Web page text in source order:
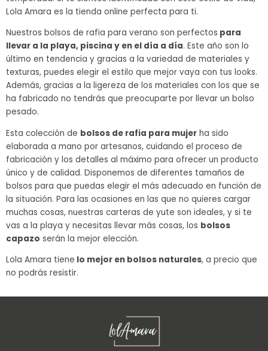
Lola Amara es la tienda online perfecta para ti.
Nuestros bolsos de rafia para verano son perfectos para
llevar a la playa, piscina y en el día a día. Este año son lo
último en tendencia y gracias a la variedad de materiales y
texturas, puedes elegir el estilo que mejor vaya con tus looks.
Además, gracias a la ligereza de los materiales con los que se
ha fabricado no tendrás que preocuparte por llevar un bolso
pesado.
Esta colección de bolsos de rafia para mujer ha sido
elaborada a mano por artesanos, cuidando el proceso de
fabricación y los detalles al máximo para ofrecer un producto
único y de calidad. Disponemos de diferentes tamaños de
bolsos para que puedas elegir el más adecuado en función de
la situación. Para las ocasiones en las que no quieres cargar
muchas cosas, nuestras carteras de yute son ideales, y si te
vas a la playa y necesitas llevar más cosas, los bolsos
capazo serán la mejor elección.
Lola Amara tiene lo mejor en bolsos naturales, a precio que
no podrás resistir.